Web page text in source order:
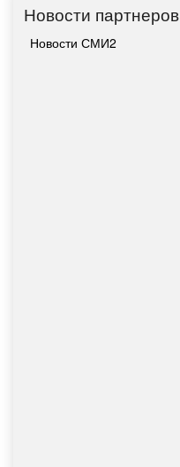
Новости партнеров
Новости СМИ2